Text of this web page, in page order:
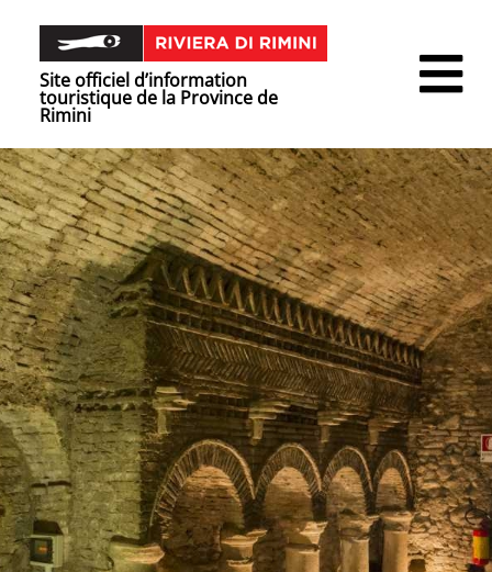
Site officiel d’information
touristique de la Province de
Rimini